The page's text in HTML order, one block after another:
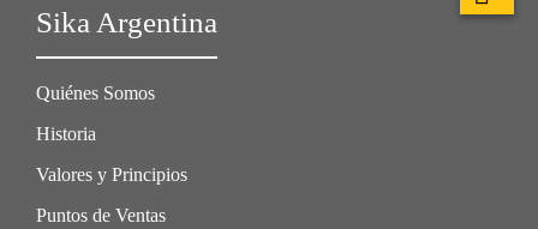
Sika Argentina
Quiénes Somos
Historia
Valores y Principios
Puntos de Ventas